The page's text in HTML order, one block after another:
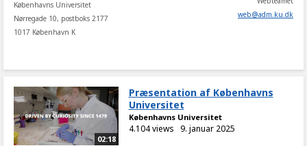
Københavns Universitet
Nørregade 10, postboks 2177
1017 København K
web@adm.ku.dk
02:18
Præsentation af Københavns
Universitet
Københavns Universitet
4.104 views 9. januar 2025